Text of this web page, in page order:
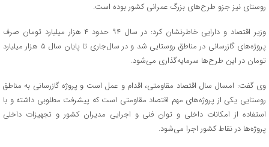
روستای نیز جزو طرح‌های بزرگ عمرانی کشور بوده است.
وزیر اقتصاد و دارایی خاطرنشان کرد: در سال ۹۴ حدود ۴ هزار میلیارد تومان صرف
پروژه‌های گازرسانی در مناطق روستایی شد و در سال‌جاری تا پایان سال ۵ هزار میلیارد
تومان در این طرح‌ها سرمایه‌گذاری می‌شود.
وی گفت:‌ امسال سال اقتصاد مقاومتی، اقدام و عمل است و پروژه گازرسانی به مناطق
روستایی یکی از پروژه‌های مهم اقتصاد مقاومتی است که پیشرفت مطلوبی داشته و با
استفاده از امکانات داخلی و توان فنی و اجرایی مدیران کشور و تجهیزات داخلی
پروژه‌ها در نقاط کشور اجرا می‌شود.